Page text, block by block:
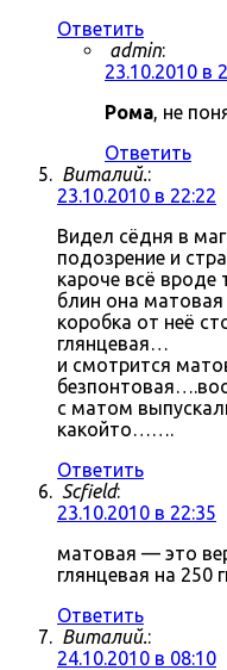
Ответить
admin:
23.10.2010 в
Рома, не
Ответить
Виталий.:
23.10.2010 в 22:22
Видел сёдня в
подозрение и
кароче всё
блин она матовая
коробка от неё
глянцевая…
и смотрится
с матом
какойто…….
Ответить
Scfield:
23.10.2010 в 22:35
матовая — это
глянцевая на 250
Ответить
Виталий.:
24.10.2010 в 08:10